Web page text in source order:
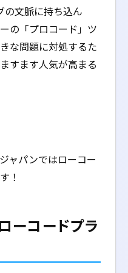
の文脈に持ち込ん
の「プロコード」ツ
な問題に対処するた
すます人気が高まる
ャパンではローコー
！
コードプラ